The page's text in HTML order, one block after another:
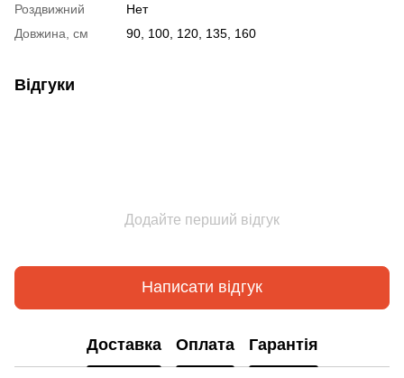
Роздвижний
Нет
Довжина, см
90, 100, 120, 135, 160
Відгуки
Додайте перший відгук
Написати відгук
Доставка Оплата Гарантія